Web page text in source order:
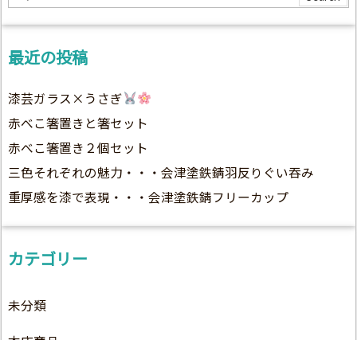
最近の投稿
漆芸ガラス×うさぎ
赤べこ箸置きと箸セット
赤べこ箸置き２個セット
三色それぞれの魅力・・・会津塗鉄錆羽反りぐい吞み
重厚感を漆で表現・・・会津塗鉄錆フリーカップ
カテゴリー
未分類